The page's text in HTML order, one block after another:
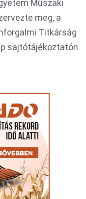
Műszaki
meg, a
Titkárság
sajtótájékoztatón